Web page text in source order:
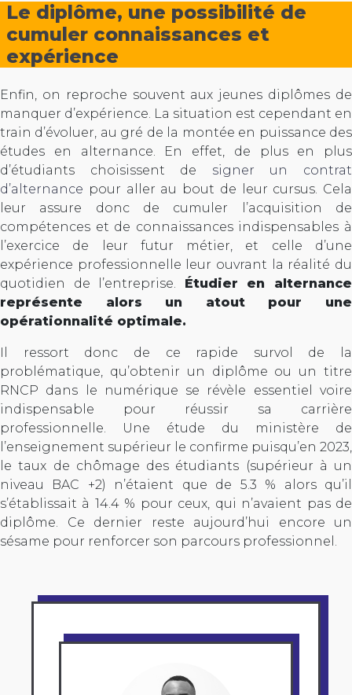
Le diplôme, une possibilité de
cumuler connaissances et
expérience
Enfin, on reproche souvent aux jeunes diplômes de
manquer d’expérience. La situation est cependant en
train d’évoluer, au gré de la montée en puissance des
études en alternance. En effet, de plus en plus
d’étudiants choisissent de signer un contrat
d’alternance pour aller au bout de leur cursus. Cela
leur assure donc de cumuler l’acquisition de
compétences et de connaissances indispensables à
l’exercice de leur futur métier, et celle d’une
expérience professionnelle leur ouvrant la réalité du
quotidien de l’entreprise. Étudier en alternance
représente alors un atout pour une
opérationnalité optimale.
Il ressort donc de ce rapide survol de la
problématique, qu’obtenir un diplôme ou un titre
RNCP dans le numérique se révèle essentiel voire
indispensable pour réussir sa carrière
professionnelle. Une étude du ministère de
l’enseignement supérieur le confirme puisqu’en 2023,
le taux de chômage des étudiants (supérieur à un
niveau BAC +2) n’étaient que de 5.3 % alors qu’il
s’établissait à 14.4 % pour ceux, qui n’avaient pas de
diplôme. Ce dernier reste aujourd’hui encore un
sésame pour renforcer son parcours professionnel.